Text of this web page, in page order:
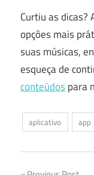
Curtiu as dicas?
opções mais
suas músicas,
esqueça de
conteúdospara
aplicativo app